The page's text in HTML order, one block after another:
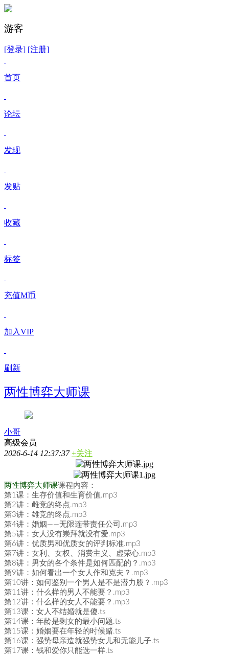
游客
[登录] [注册]
首页
论坛
发现
发贴
收藏
标签
充值M币
加入VIP
刷新
两性博弈大师课
小哥
高级会员
2026-6-14 12:37:37 +关注
两性博弈大师课课程内容：
第1课：生存价值和生育价值.mp3
第2讲：雌竞的终点.mp3
第3讲：雄竞的终点.mp3
第4讲：婚姻——无限连带责任公司.mp3
第5讲：女人没有崇拜就没有爱.mp3
第6讲：优质男和优质女的评判标准.mp3
第7讲：女利、女权、消费主义、虚荣心.mp3
第8讲：男女的各个条件是如何匹配的？.mp3
第9讲：如何看出一个女人作和克夫？.mp3
第10讲：如何鉴别一个男人是不是潜力股？.mp3
第11讲：什么样的男人不能要？.mp3
第12讲：什么样的女人不能要？.mp3
第13课：女人不结婚就是傻.ts
第14课：年龄是剩女的最小问题.ts
第15课：婚姻要在年轻的时候赌.ts
第16课：强势母亲造就强势女儿和无能儿子.ts
第17课：钱和爱你只能选一样.ts